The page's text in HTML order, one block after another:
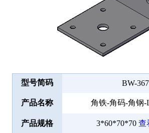
型号简码 BW-
产品名称 角铁-角码-角钢
产品规格 3*60*70*70 查